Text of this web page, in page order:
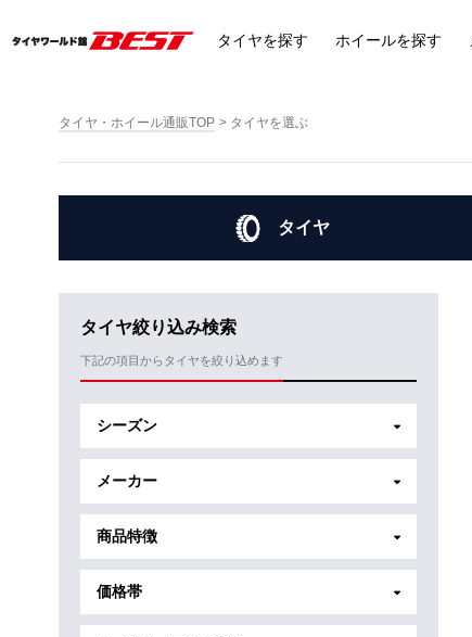
タイヤを探す ホイールを探す
タイヤ・ホイール通販TOP タイヤを選ぶ
タイヤ
タイヤ絞り込み検索
下記の項目からタイヤを絞り込めます
シーズン
メーカー
商品特徴
価格帯